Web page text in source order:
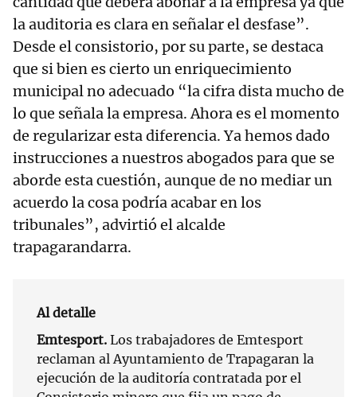
la auditoria es clara en señalar el desfase”.
Desde el consistorio, por su parte, se destaca
que si bien es cierto un enriquecimiento
municipal no adecuado “la cifra dista mucho de
lo que señala la empresa. Ahora es el momento
de regularizar esta diferencia. Ya hemos dado
instrucciones a nuestros abogados para que se
aborde esta cuestión, aunque de no mediar un
acuerdo la cosa podría acabar en los
tribunales”, advirtió el alcalde
trapagarandarra.
Al detalle
Emtesport. Los trabajadores de Emtesport
reclaman al Ayuntamiento de Trapagaran la
ejecución de la auditoría contratada por el